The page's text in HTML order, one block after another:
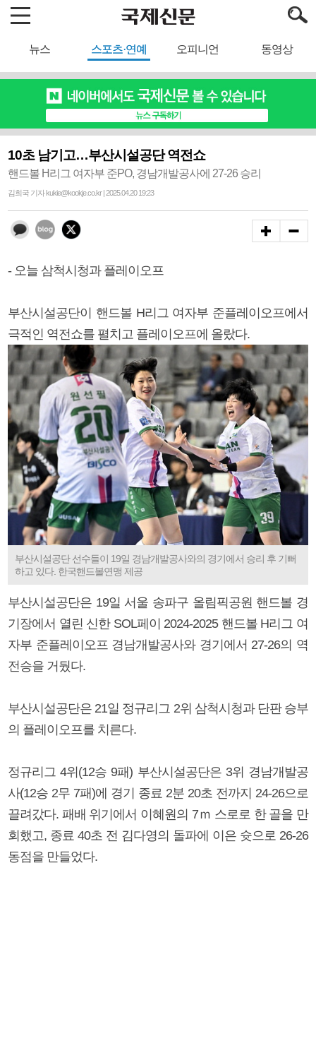
뉴스 스포츠·연예 오피니언 동영상
10초 남기고…부산시설공단 역전쇼
핸드볼 H리그 여자부 준PO, 경남개발공사에 27-26 승리
김희국 기자 kukie@kookje.co.kr | 2025.04.20 19:23
- 오늘 삼척시청과 플레이오프
부산시설공단이 핸드볼 H리그 여자부 준플레이오프에서
극적인 역전쇼를 펼치고 플레이오프에 올랐다.
부산시설공단 선수들이 19일 경남개발공사와의 경기에서 승리 후 기뻐
하고 있다. 한국핸드볼연맹 제공
부산시설공단은 19일 서울 송파구 올림픽공원 핸드볼 경
기장에서 열린 신한 SOL페이 2024-2025 핸드볼 H리그 여
자부 준플레이오프 경남개발공사와 경기에서 27-26의 역
전승을 거뒀다.
부산시설공단은 21일 정규리그 2위 삼척시청과 단판 승부
의 플레이오프를 치른다.
정규리그 4위(12승 9패) 부산시설공단은 3위 경남개발공
사(12승 2무 7패)에 경기 종료 2분 20초 전까지 24-26으로
끌려갔다. 패배 위기에서 이혜원의 7ｍ 스로로 한 골을 만
회했고, 종료 40초 전 김다영의 돌파에 이은 슛으로 26-26
동점을 만들었다.